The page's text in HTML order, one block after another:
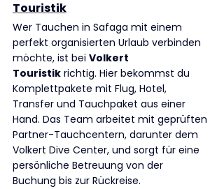
Touristik
Wer Tauchen in Safaga mit einem
perfekt organisierten Urlaub verbinden
möchte, ist bei Volkert
Touristik richtig. Hier bekommst du
Komplettpakete mit Flug, Hotel,
Transfer und Tauchpaket aus einer
Hand. Das Team arbeitet mit geprüften
Partner-Tauchcentern, darunter dem
Volkert Dive Center, und sorgt für eine
persönliche Betreuung von der
Buchung bis zur Rückreise.